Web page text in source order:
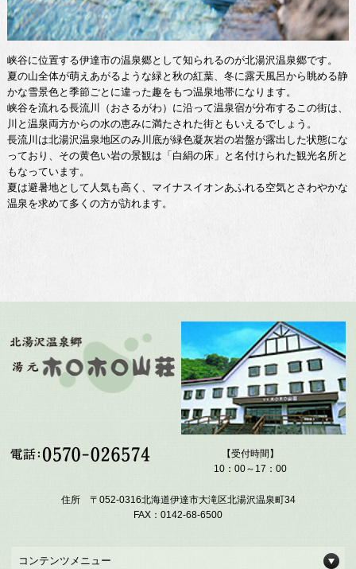
峡谷に位置する伊達市の温泉郷として知られるのが北湯沢温泉郷です。
夏の山全体が萌えあがるような緑と秋の紅葉、冬に露天風呂から眺める静
かな雪景色と季節ごとに違った趣をもつ温泉地帯になります。
峡谷を流れる長流川（おさるがわ）に沿って温泉宿が分布するこの街は、
川と温泉両方からの水の恵みに満たされた街ともいえるでしょう。
長流川は北湯沢温泉地区のみ川底が緑色凝灰岩の岩盤が露出した状態にな
っており、その黄色い岩の景観は「白絹の床」と名付けられた観光名所と
もなっています。
夏は避暑地として人気も高く、マイナスイオンあふれる空気とさわやかな
温泉を求めて多くの方が訪れます。
【受付時間】
10：00～17：00
住所 〒052-0316北海道伊達市大滝区北湯沢温泉町34
FAX：0142-68-6500
コンテンツメニュー